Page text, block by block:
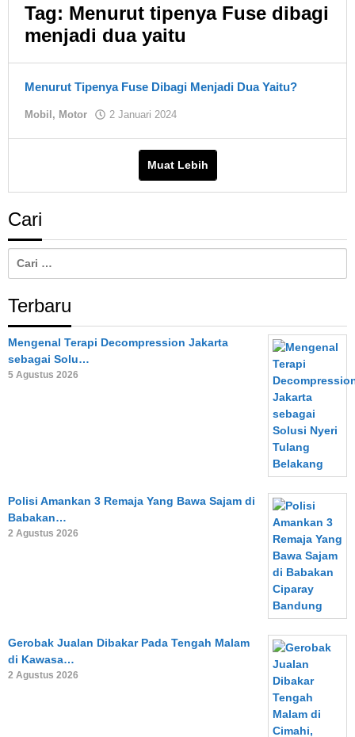
Tag: Menurut tipenya Fuse dibagi
menjadi dua yaitu
Menurut Tipenya Fuse Dibagi Menjadi Dua Yaitu?
Mobil , Motor 2 Januari 2024
Muat Lebih
Cari
Terbaru
Mengenal Terapi Decompression Jakarta
sebagai Solu…
5 Agustus 2026
Polisi Amankan 3 Remaja Yang Bawa Sajam di
Babakan…
2 Agustus 2026
Gerobak Jualan Dibakar Pada Tengah Malam
di Kawasa…
2 Agustus 2026